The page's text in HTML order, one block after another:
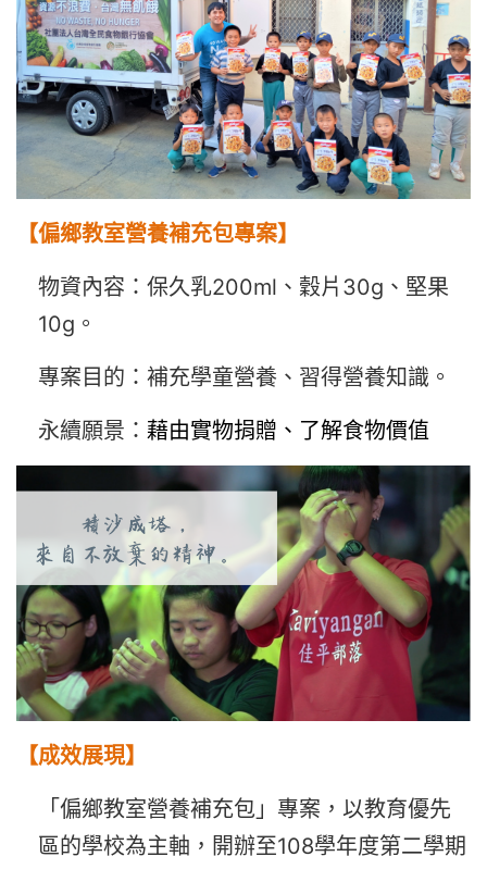
【偏鄉教室營養補充包專案】
物資內容：保久乳200ml、穀片30g、堅果
10g。
專案目的：補充學童營養、習得營養知識。
永續願景： 藉由實物捐贈、了解食物價值
【成效展現】
「偏鄉教室營養補充包」專案，以教育優先
區的學校為主軸，開辦至108學年度第二學期